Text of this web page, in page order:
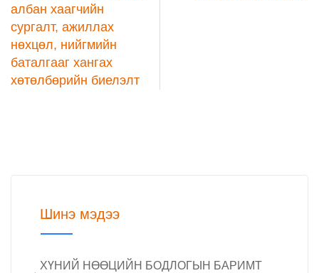
албан хаагчийн
сургалт, ажиллах
нөхцөл, нийгмийн
баталгааг хангах
хөтөлбөрийн биелэлт
Шинэ мэдээ
ХҮНИЙ НӨӨЦИЙН БОДЛОГЫН БАРИМТ